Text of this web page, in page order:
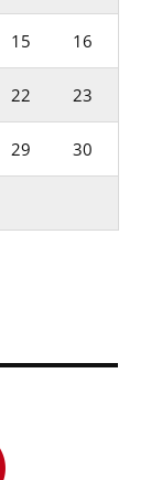
15 16
22 23
29 30